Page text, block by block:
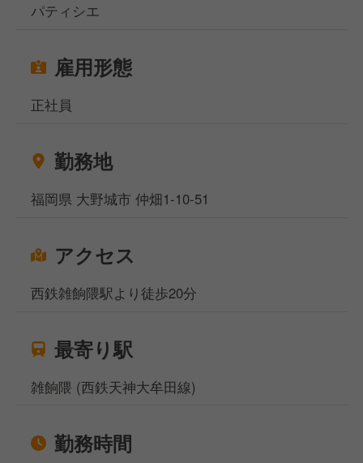
パティシエ
雇用形態
正社員
勤務地
福岡県 大野城市 仲畑1-10-51
アクセス
西鉄雑餉隈駅より徒歩20分
最寄り駅
雑餉隈 (西鉄天神大牟田線)
勤務時間